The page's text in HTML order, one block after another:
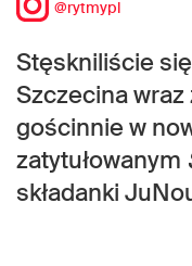
@rytmypl
Stęskniliście
Szczecina
gościnnie w
zatytułowanym
składanki